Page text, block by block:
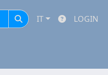
IT LOGIN